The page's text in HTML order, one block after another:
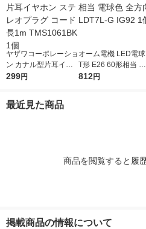
ヤザワコーポレーショ
ン カナル型片耳イヤ
ホン ステレオプラグ
299円
オーム電機 LED電球
T形 E26 60形相当 電
球色 全方向 LDT7L-G
812円
最近見た商品
商品を閲覧すると履
掲載商品の情報について